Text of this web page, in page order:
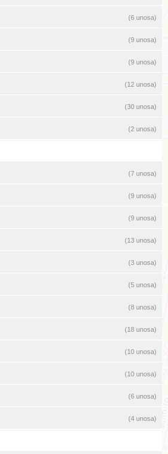
(6 unosa)
(9 unosa)
(9 unosa)
(12 unosa)
(30 unosa)
(2 unosa)
(7 unosa)
(9 unosa)
(9 unosa)
(13 unosa)
(3 unosa)
(5 unosa)
(8 unosa)
(18 unosa)
(10 unosa)
(10 unosa)
(6 unosa)
(4 unosa)